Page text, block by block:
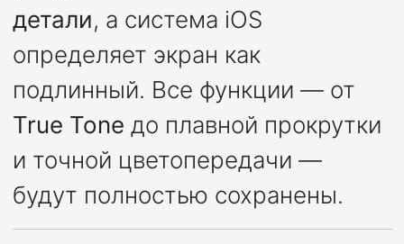
детали, а система iOS
определяет экран как
подлинный. Все функции — от
True Tone до плавной прокрутки
и точной цветопередачи —
будут полностью сохранены.